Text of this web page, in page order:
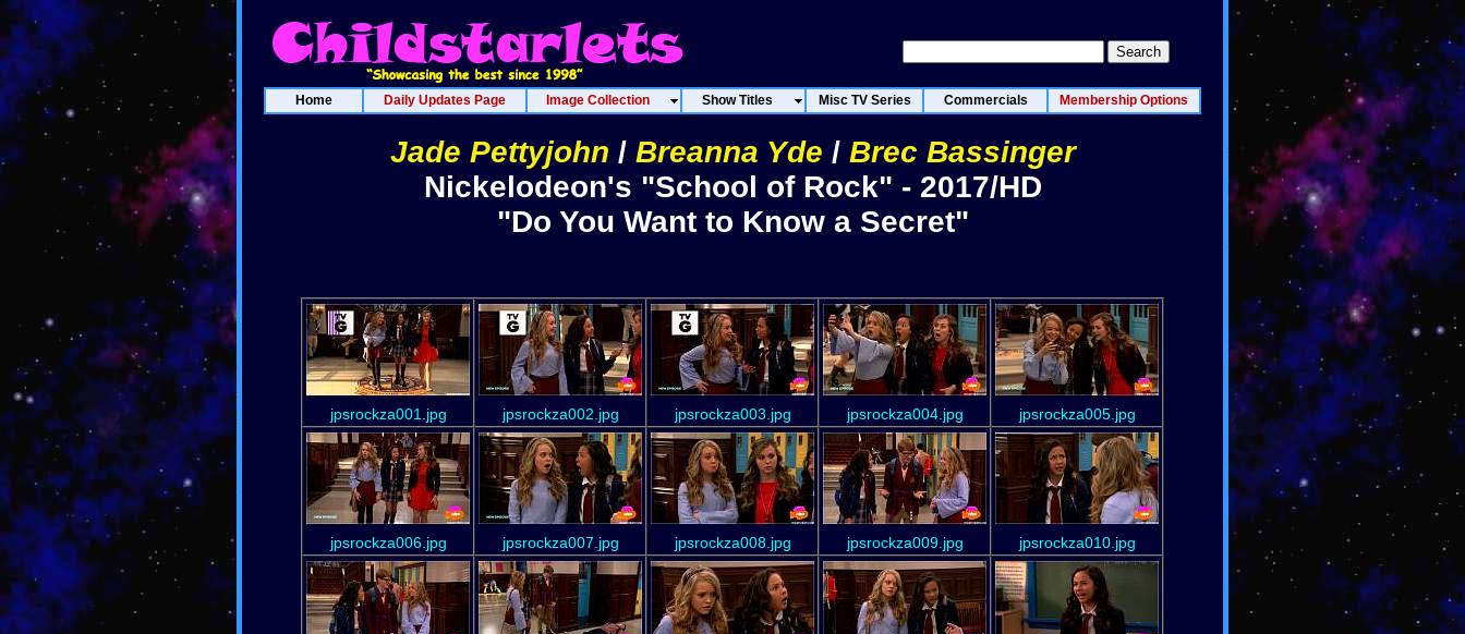
Home Daily Updates Page Image Collection Show Titles Misc TV Series Commercials Membership Options
Jade Pettyjohn / Breanna Yde / Brec Bassinger
Nickelodeon's "School of Rock" - 2017/HD
"Do You Want to Know a Secret"
jpsrockza001.jpg jpsrockza002.jpg jpsrockza003.jpg jpsrockza004.jpg jpsrockza005.jpg
jpsrockza006.jpg jpsrockza007.jpg jpsrockza008.jpg jpsrockza009.jpg jpsrockza010.jpg